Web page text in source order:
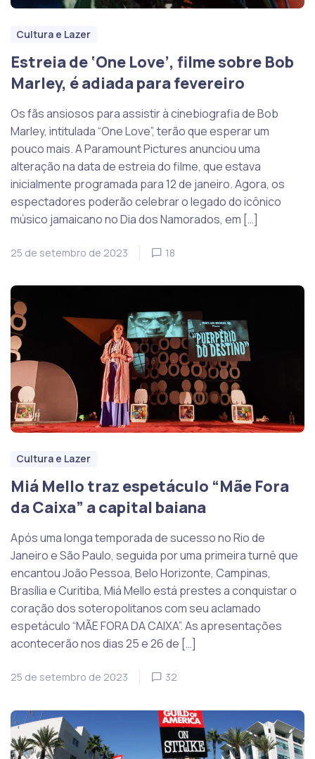
Cultura e Lazer
Estreia de ‘One Love’, filme sobre Bob
Marley, é adiada para fevereiro
Os fãs ansiosos para assistir à cinebiografia de Bob
Marley, intitulada “One Love”, terão que esperar um
pouco mais. A Paramount Pictures anunciou uma
alteração na data de estreia do filme, que estava
inicialmente programada para 12 de janeiro. Agora, os
espectadores poderão celebrar o legado do icônico
músico jamaicano no Dia dos Namorados, em […]
25 de setembro de 2023 18
Cultura e Lazer
Miá Mello traz espetáculo “Mãe Fora
da Caixa” a capital baiana
Após uma longa temporada de sucesso no Rio de
Janeiro e São Paulo, seguida por uma primeira turnê que
encantou João Pessoa, Belo Horizonte, Campinas,
Brasília e Curitiba, Miá Mello está prestes a conquistar o
coração dos soteropolitanos com seu aclamado
espetáculo “MÃE FORA DA CAIXA”. As apresentações
acontecerão nos dias 25 e 26 de […]
25 de setembro de 2023 32